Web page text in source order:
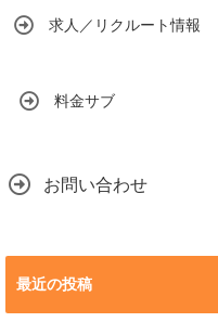
求人／リクルート情報
料金サブ
お問い合わせ
最近の投稿